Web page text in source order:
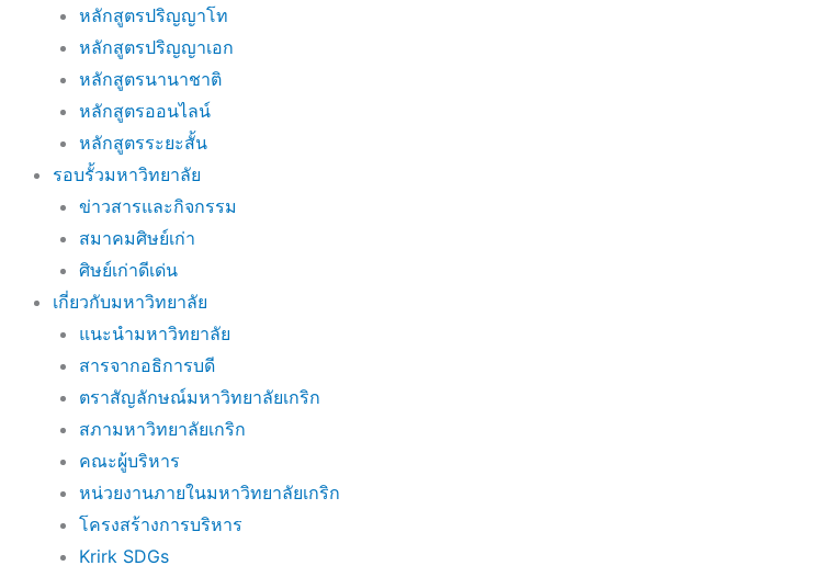
หลักสูตรปริญญาโท
หลักสูตรปริญญาเอก
หลักสูตรนานาชาติ
หลักสูตรออนไลน์
หลักสูตรระยะสั้น
รอบรั้วมหาวิทยาลัย
ข่าวสารและกิจกรรม
สมาคมศิษย์เก่า
ศิษย์เก่าดีเด่น
เกี่ยวกับมหาวิทยาลัย
แนะนำมหาวิทยาลัย
สารจากอธิการบดี
ตราสัญลักษณ์มหาวิทยาลัยเกริก
สภามหาวิทยาลัยเกริก
คณะผู้บริหาร
หน่วยงานภายในมหาวิทยาลัยเกริก
โครงสร้างการบริหาร
Krirk SDGs